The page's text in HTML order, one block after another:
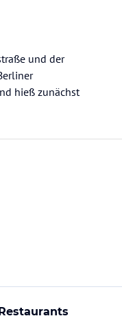
und der
hieß zunächst